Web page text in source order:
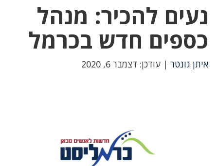
נעים להכיר: מנהל
כספים חדש בכרמל
איתן גונטר | עודכן: דצמבר 6, 2020